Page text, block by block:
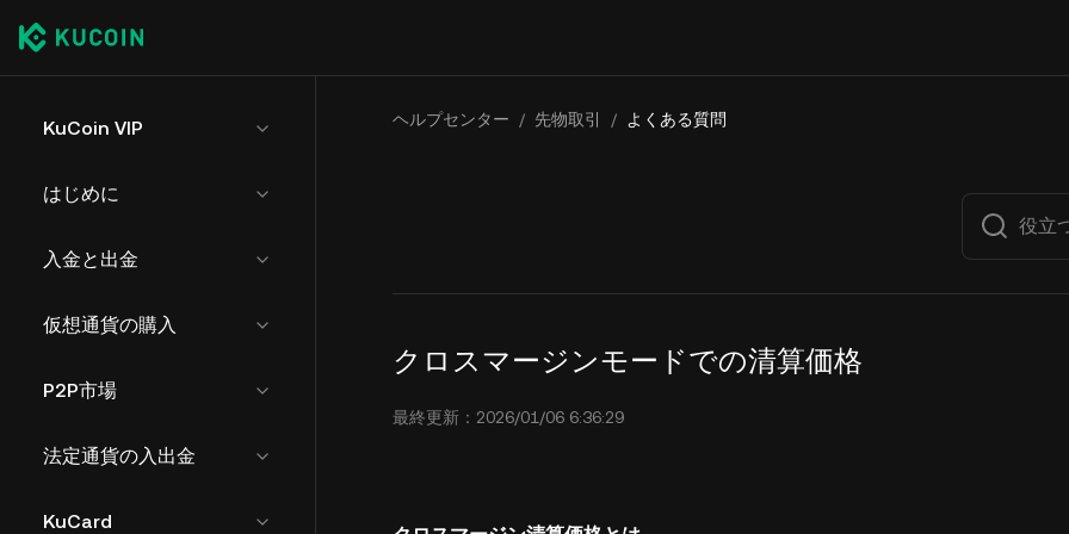
KuCoin VIP
はじめに
入金と出金
仮想通貨の購入
P2P市場
法定通貨の入出金
KuCard
ヘルプセンター / 先物取引 / よくある質問
クロスマージンモードでの清算価格
最終更新：2026/01/06 6:36:29